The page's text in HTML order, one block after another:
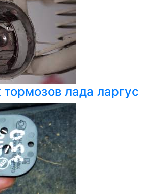
лада ларгус